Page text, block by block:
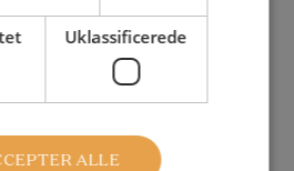
Berlin
Uklassificerede
ALLE